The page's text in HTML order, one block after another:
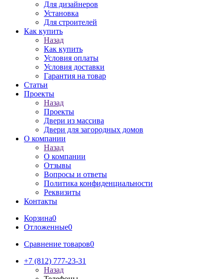
Для дизайнеров
Установка
Для строителей
Как купить
Назад
Как купить
Условия оплаты
Условия доставки
Гарантия на товар
Статьи
Проекты
Назад
Проекты
Двери из массива
Двери для загородных домов
О компании
Назад
О компании
Отзывы
Вопросы и ответы
Политика конфиденциальности
Реквизиты
Контакты
Корзина0
Отложенные0
Сравнение товаров0
+7 (812) 777-23-31
Назад